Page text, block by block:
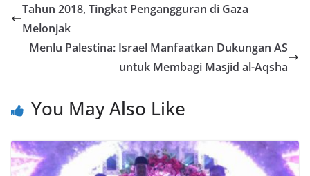
Tahun 2018, Tingkat Pengangguran di Gaza
Melonjak
Menlu Palestina: Israel Manfaatkan Dukungan AS
untuk Membagi Masjid al-Aqsha
You May Also Like